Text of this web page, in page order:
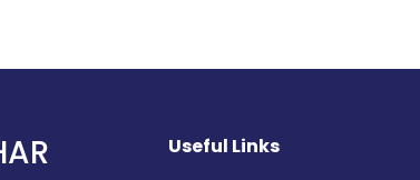
Useful Links